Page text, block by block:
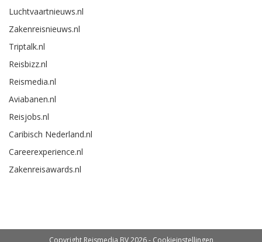
Luchtvaartnieuws.nl
Zakenreisnieuws.nl
Triptalk.nl
Reisbizz.nl
Reismedia.nl
Aviabanen.nl
Reisjobs.nl
Caribisch Nederland.nl
Careerexperience.nl
Zakenreisawards.nl